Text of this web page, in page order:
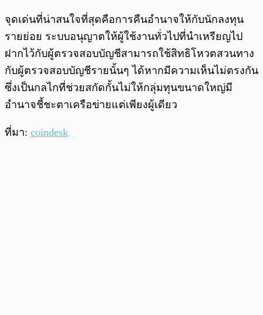
จุดเด่นที่น่าสนใจที่สุดคือการคืนอำนาจให้กับนักลงทุน
รายย่อย ระบบอนุญาตให้ผู้ใช้งานทั่วไปที่นำเหรียญไป
ฝากไว้กับผู้ตรวจสอบบัญชีสามารถใช้สิทธิโหวตสวนทาง
กับผู้ตรวจสอบบัญชีรายนั้นๆ ได้หากมีความเห็นไม่ตรงกัน
ซึ่งเป็นกลไกที่ช่วยสกัดกั้นไม่ให้กลุ่มทุนขนาดใหญ่มี
อำนาจชี้ชะตาเครือข่ายแต่เพียงผู้เดียว
ที่มา: coindesk